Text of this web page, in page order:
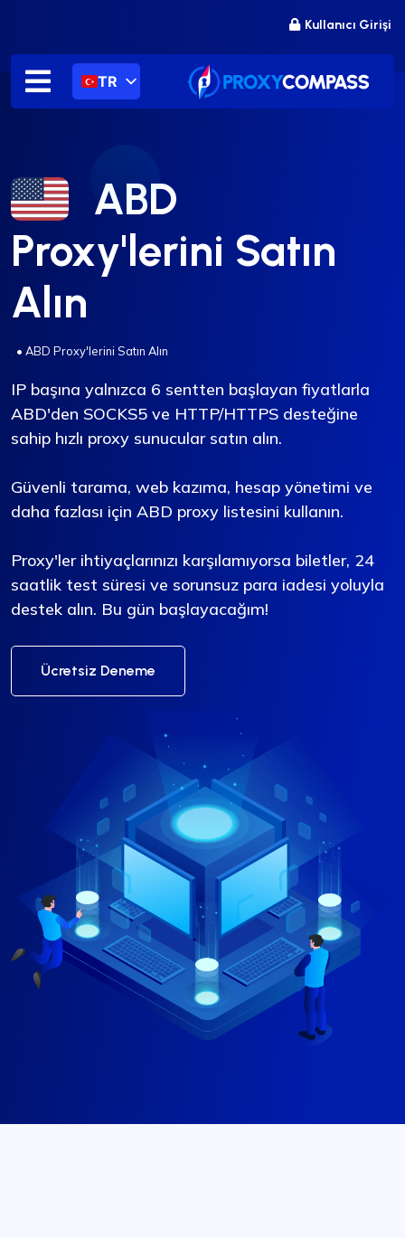
Kullanıcı Girişi
TR
ABD
Proxy'lerini Satın
Alın
• ABD Proxy'lerini Satın Alın
IP başına yalnızca 6 sentten başlayan fiyatlarla
ABD'den SOCKS5 ve HTTP/HTTPS desteğine
sahip hızlı proxy sunucular satın alın.
Güvenli tarama, web kazıma, hesap yönetimi ve
daha fazlası için ABD proxy listesini kullanın.
Proxy'ler ihtiyaçlarınızı karşılamıyorsa biletler, 24
saatlik test süresi ve sorunsuz para iadesi yoluyla
destek alın. Bu gün başlayacağım!
Ücretsiz Deneme